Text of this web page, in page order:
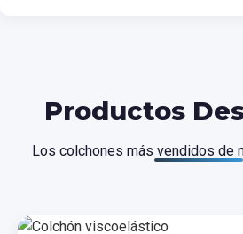
Productos
Los colchones más vendidos de